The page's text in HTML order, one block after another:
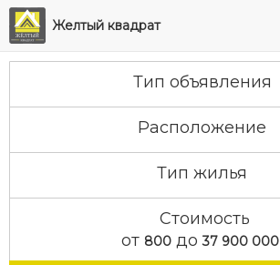
Желтый квадрат
Тип объявления
Расположение
Тип жилья
Стоимость
от 800 до37 900 000